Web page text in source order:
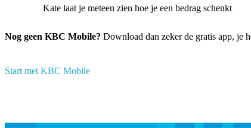
Kate laat je meteen zien hoe je een bedrag schenkt
Nog geen KBC Mobile? Download dan zeker de gratis app, je
Start met KBC Mobile